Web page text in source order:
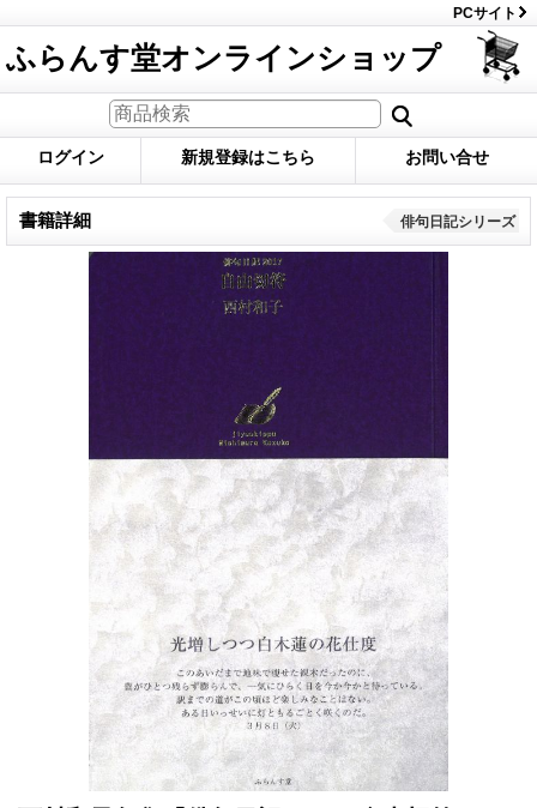
PCサイト
ふらんす堂オンラインショップ
ログイン 新規登録はこちら お問い合せ
書籍詳細 俳句日記シリーズ